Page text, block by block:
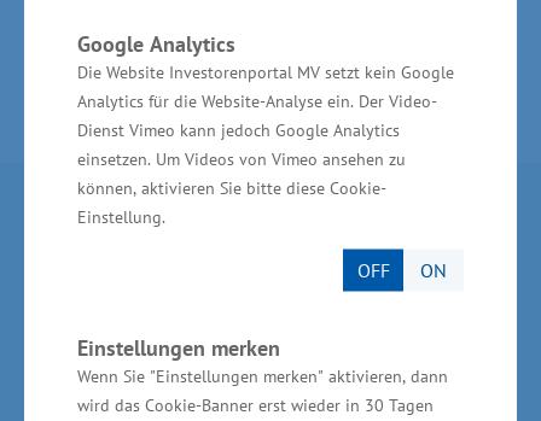
Google Analytics
Die Website Investorenportal MV setzt kein Google
Analytics für die Website-Analyse ein. Der Video-
Dienst Vimeo kann jedoch Google Analytics
einsetzen. Um Videos von Vimeo ansehen zu
können, aktivieren Sie bitte diese Cookie-
Einstellung.
OFF ON
Einstellungen merken
Wenn Sie "Einstellungen merken" aktivieren, dann
wird das Cookie-Banner erst wieder in 30 Tagen
Partner im Land
Ministerium für Wirtschaft, Infrastruktur,
Invest in MV - Wirtschaftsfördergesellschaft des
Landes MV